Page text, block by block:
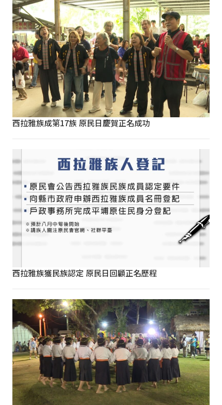
西拉雅族成第17族 原民日慶賀正名成功
西拉雅族獲民族認定 原民日回顧正名歷程